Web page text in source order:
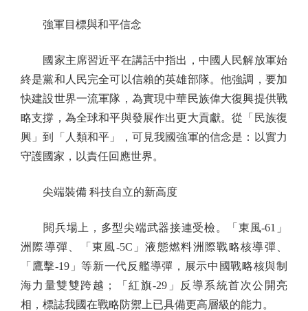
強軍目標與和平信念
國家主席習近平在講話中指出，中國人民解放軍始
終是黨和人民完全可以信賴的英雄部隊。他強調，要加
快建設世界一流軍隊，為實現中華民族偉大復興提供戰
略支撐，為全球和平與發展作出更大貢獻。從「民族復
興」到「人類和平」，可見我國強軍的信念是：以實力
守護國家，以責任回應世界。
尖端裝備 科技自立的新高度
閱兵場上，多型尖端武器接連受檢。「東風-61」
洲際導彈、「東風-5C」液態燃料洲際戰略核導彈、
「鷹擊-19」等新一代反艦導彈，展示中國戰略核與制
海力量雙雙跨越；「紅旗-29」反導系統首次公開亮
相，標誌我國在戰略防禦上已具備更高層級的能力。